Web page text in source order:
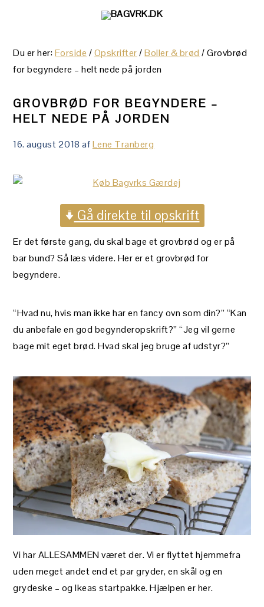
primær
navigation
primær
sidebar
Du er her:Forside /Opskrifter / Boller & brød /Grovbrød
for begyndere – helt nede på jorden
GROVBRØD FOR BEGYNDERE –
HELT NEDE PÅ JORDEN
16. august 2018 afLene Tranberg
Gå direkte til opskrift
Er det første gang, du skal bage et grovbrød og er på
bar bund? Så læs videre. Her er et grovbrød for
begyndere.
“Hvad nu, hvis man ikke har en fancy ovn som din?” “Kan
du anbefale en god begynderopskrift?” “Jeg vil gerne
bage mit eget brød. Hvad skal jeg bruge af udstyr?”
Vi har ALLESAMMEN været der. Vi er flyttet hjemmefra
uden meget andet end et par gryder, en skål og en
grydeske – og Ikeas startpakke. Hjælpen er her.